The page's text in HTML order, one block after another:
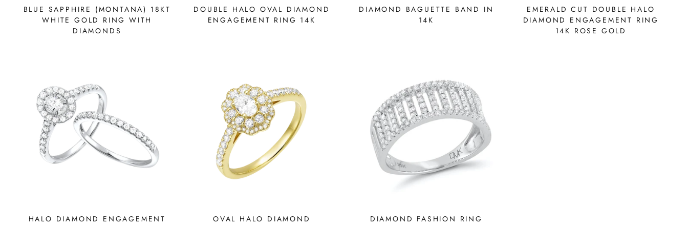
BLUE SAPPHIRE (MONTANA) 18KT
WHITE GOLD RING WITH
DIAMONDS
DOUBLE HALO OVAL DIAMOND
ENGAGEMENT RING 14K
DIAMOND BAGUETTE BAND IN
14K
EMERALD CUT DOUBLE HALO
DIAMOND ENGAGEMENT RING
14K ROSE GOLD
HALO DIAMOND ENGAGEMENT
OVAL HALO DIAMOND
DIAMOND FASHION RING